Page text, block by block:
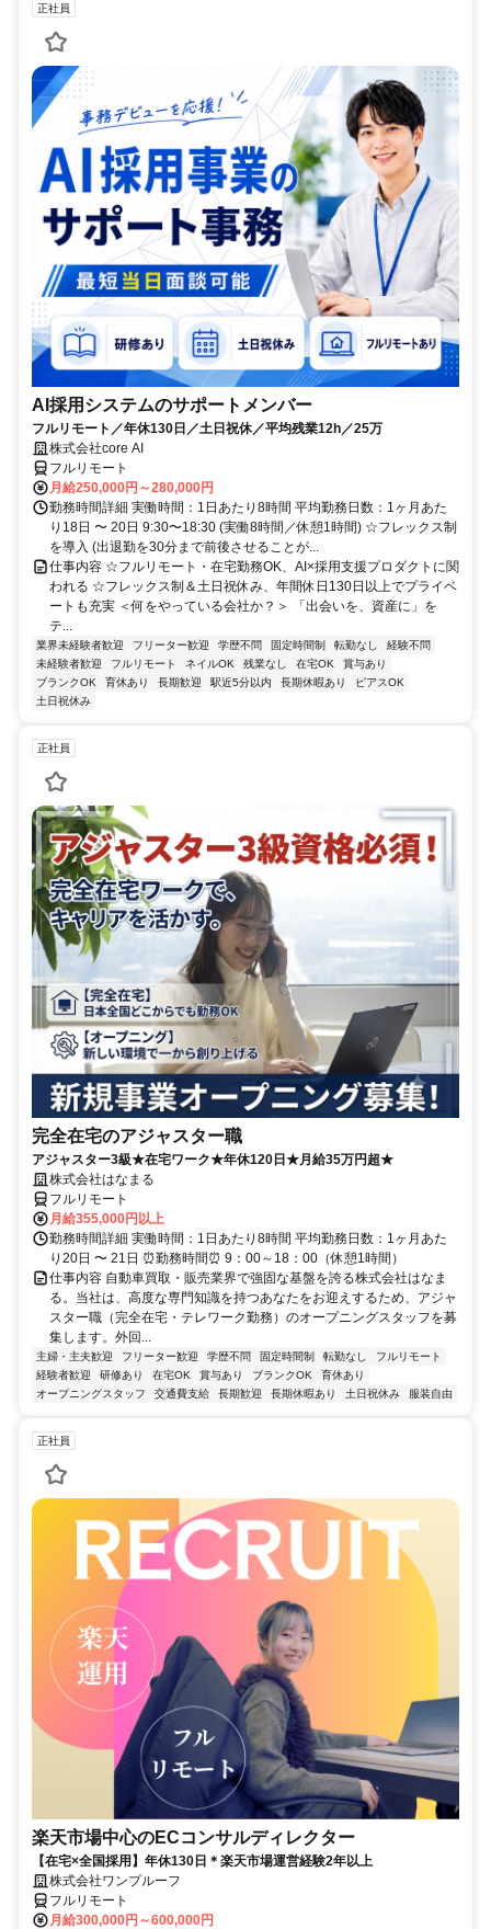
正社員
AI採用システムのサポートメンバー
フルリモート／年休130日／土日祝休／平均残業12h／25万
株式会社core AI
フルリモート
月給250,000円～280,000円
勤務時間詳細 実働時間：1日あたり8時間 平均勤務日数：1ヶ月あた
り18日 〜 20日 9:30〜18:30 (実働8時間／休憩1時間) ☆フレックス制
を導入 (出退勤を30分まで前後させることが...
仕事内容 ☆フルリモート・在宅勤務OK、AI×採用支援プロダクトに関
われる ☆フレックス制＆土日祝休み、年間休日130日以上でプライベ
ートも充実 ＜何をやっている会社か？＞ 「出会いを、資産に」を
テ...
業界未経験者歓迎 フリーター歓迎 学歴不問 固定時間制 転勤なし
経験不問
未経験者歓迎
フルリモート ネイルOK 残業なし 在宅OK
賞与あり
ブランクOK
育休あり 長期歓迎 駅近5分以内 長期休暇あり
ピアスOK
土日祝休み
正社員
完全在宅のアジャスター職
アジャスター3級★在宅ワーク★年休120日★月給35万円超★
株式会社はなまる
フルリモート
月給355,000円以上
勤務時間詳細 実働時間：1日あたり8時間 平均勤務日数：1ヶ月あた
り20日 〜 21日 ⏰勤務時間⏰ 9：00～18：00（休憩1時間）
仕事内容 自動車買取・販売業界で強固な基盤を誇る株式会社はなま
る。当社は、高度な専門知識を持つあなたをお迎えするため、アジャ
スター職（完全在宅・テレワーク勤務）のオープニングスタッフを募
集します。外回...
主婦・主夫歓迎 フリーター歓迎 学歴不問 固定時間制 転勤なし
フルリモート
経験者歓迎
研修あり 在宅OK 賞与あり ブランクOK
育休あり
オープニングスタッフ
交通費支給 長期歓迎 長期休暇あり 土日祝休み 服装自由
正社員
楽天市場中心のECコンサルディレクター
【在宅×全国採用】年休130日＊楽天市場運営経験2年以上
株式会社ワンプルーフ
フルリモート
月給300,000円～600,000円